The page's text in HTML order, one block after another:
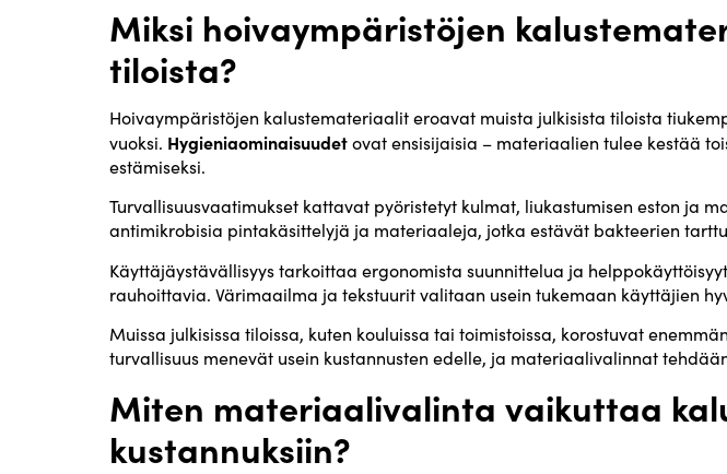
Miksi hoivaympäristöjen
tiloista?
Hoivaympäristöjen kalustemateriaalit eroavat muista julkisista tiloista
vuoksi. Hygieniaominaisuudetovat ensisijaisia – materiaalien tulee kestää
estämiseksi.
Turvallisuusvaatimukset kattavat pyöristetyt kulmat, liukastumisen eston ja
antimikrobisia pintakäsittelyjä ja materiaaleja, jotka estävät bakteerien
Käyttäjäystävällisyys tarkoittaa ergonomista suunnittelua ja
rauhoittavia. Värimaailma ja tekstuurit valitaan usein tukemaan käyttäjien
Muissa julkisissa tiloissa, kuten kouluissa tai toimistoissa, korostuvat
turvallisuus menevät usein kustannusten edelle, ja materiaalivalinnat
Miten materiaalivalinta vaikuttaa
kustannuksiin?